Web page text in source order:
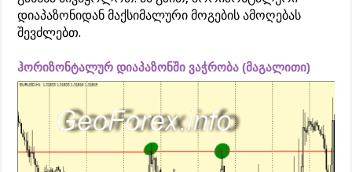
დიაპაზონიდან მაქსიმალური მოგების ამოღებას
შევძლებთ.
ჰორიზონტალურ დიაპაზონში ვაჭრობა (მაგალითი)